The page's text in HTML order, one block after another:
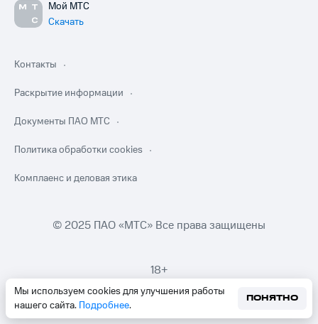
Мы используем cookies для улучшения работы
нашего сайта. Подробнее.
ПОНЯТНО
Мой МТС
Скачать
Контакты
Раскрытие информации
Документы ПАО МТС
Политика обработки cookies
Комплаенс и деловая этика
© 2025 ПАО «МТС» Все права защищены
18+